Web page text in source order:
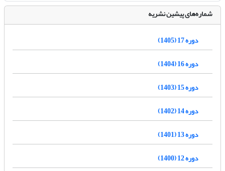
شماره‌های پیشین نشریه
دوره 17 (1405)
دوره 16 (1404)
دوره 15 (1403)
دوره 14 (1402)
دوره 13 (1401)
دوره 12 (1400)